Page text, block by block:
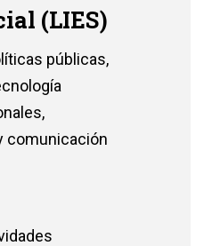
(LIES)
públicas,
comunicación